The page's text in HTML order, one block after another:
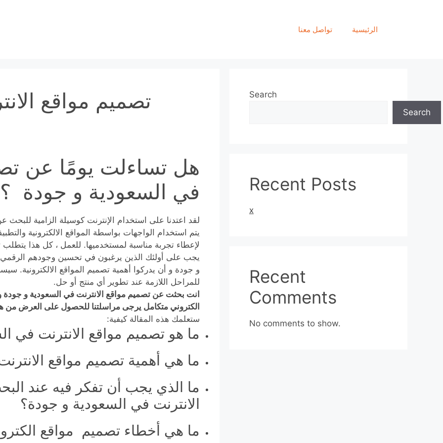
تواصل معنا الرئيسية
تصميم مواقع
هل تساءلت يومًا عن
في السعودية و جودة ؟
لقد اعتدنا على استخدام الإنترنت كوسيلة الزامية
يتم استخدام الواجهات بواسطة المواقع الالكترونية
لإعطاء تجربة مناسبة لمستخدميها. للعمل ، كل هذا
يجب على أولئك الذين يرغبون في تحسين وجودهم
و جودة و أن يدركوا أهمية تصميم المواقع الالكترونية.
للمراحل اللازمة عند تطوير أي منتج أو حل.
انت بحثت عن تصميم مواقع الانترنت في السعودية و
الكتروني متكامل يرجى مراسلتنا للحصول على العرض من
ستعلمك هذه المقالة كيفية:
ما هو تصميم مواقع الانترنت في
ما هي أهمية تصميم مواقع
ما الذي يجب أن تفكر فيه عند
الانترنت في السعودية و جودة؟
ما هي أخطاء تصميم مواقع
Search
Search
Recent Posts
x
Recent
Comments
No comments to show.